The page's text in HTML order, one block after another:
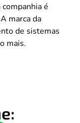
é
marca da
de sistemas
mais.